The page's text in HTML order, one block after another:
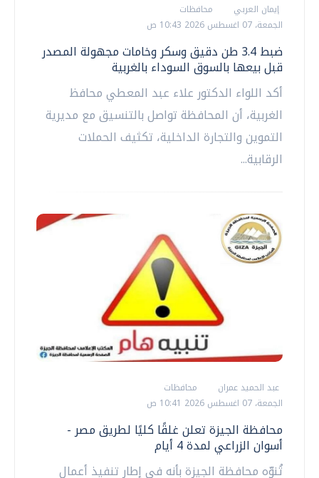
إيمان العربي
محافظات
الجمعة، 07 اغسطس 2026 10:43 ص
ضبط 3.4 طن دقيق وسكر وخامات مجهولة المصدر
قبل بيعها بالسوق السوداء بالغربية
أكد اللواء الدكتور علاء عبد المعطي محافظ
الغربية، أن المحافظة تواصل بالتنسيق مع مديرية
التموين والتجارة الداخلية، تكثيف الحملات
الرقابية...
عبد الحميد عمران
محافظات
الجمعة، 07 اغسطس 2026 10:41 ص
محافظة الجيزة تعلن غلقًا كليًا لطريق مصر -
أسوان الزراعي لمدة 4 أيام
تُنوِّه محافظة الجيزة بأنه في إطار تنفيذ أعمال